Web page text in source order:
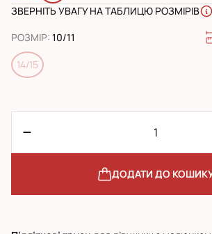
ЗВЕРНІТЬ УВАГУ НА ТАБЛИЦЮ РОЗМІРІВ
РОЗМІР: 10/11
14/15
ДОДАТИ ДО